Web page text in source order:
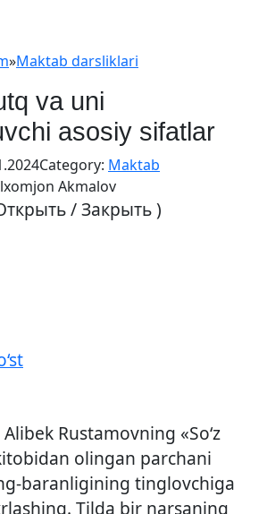
»Maktab darsliklari
va uni
asosiy sifatlar
Category: Maktab
Akmalov
/ Закрыть )
Rustamovning «So‘z
olingan parchani
baranligining tinglovchiga
Tilda bir narsaning